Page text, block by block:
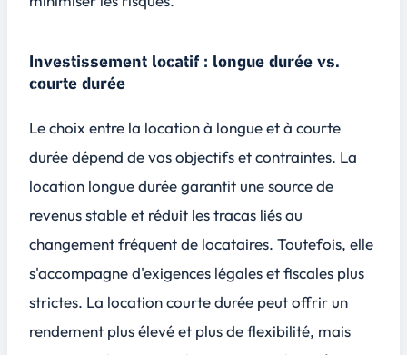
Investissement locatif : longue durée vs.
courte durée
Le choix entre la location à longue et à courte
durée dépend de vos objectifs et contraintes. La
location longue durée garantit une source de
revenus stable et réduit les tracas liés au
changement fréquent de locataires. Toutefois, elle
s'accompagne d'exigences légales et fiscales plus
strictes. La location courte durée peut offrir un
rendement plus élevé et plus de flexibilité, mais